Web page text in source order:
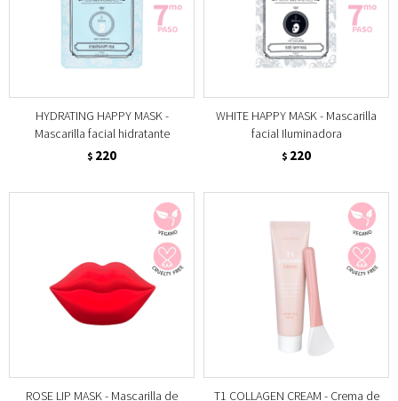
HYDRATING HAPPY MASK -
Mascarilla facial hidratante
$ 220
WHITE HAPPY MASK - Mascarilla
facial Iluminadora
$ 220
ROSE LIP MASK - Mascarilla de T1 COLLAGEN CREAM - Crema de